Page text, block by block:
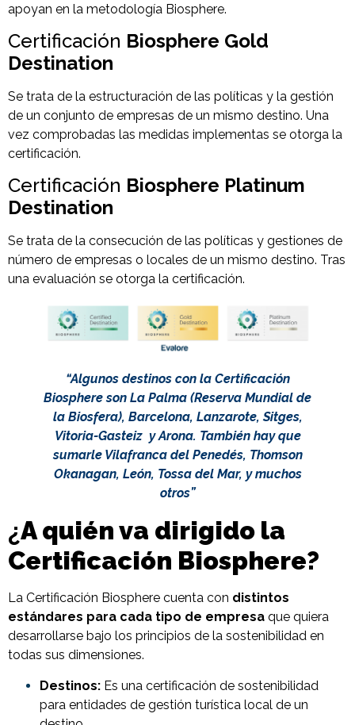
apoyan en la metodología Biosphere.
Certificación Biosphere Gold
Destination
Se trata de la estructuración de las políticas y la gestión
de un conjunto de empresas de un mismo destino. Una
vez comprobadas las medidas implementas se otorga la
certificación.
Certificación Biosphere Platinum
Destination
Se trata de la consecución de las políticas y gestiones de
número de empresas o locales de un mismo destino. Tras
una evaluación se otorga la certificación.
“Algunos destinos con la Certificación
Biosphere son La Palma (Reserva Mundial de
la Biosfera), Barcelona, Lanzarote, Sitges,
Vitoria-Gasteiz y Arona. Tambiénhay que
sumarle Vilafranca del Penedés, Thomson
Okanagan, León, Tossa del Mar, y muchos
otros”
¿A quién va dirigido la
Certificación Biosphere?
La Certificación Biosphere cuenta con distintos
estándares para cada tipo de empresa que quiera
desarrollarse bajo los principios de la sostenibilidad en
todas sus dimensiones.
Destinos: Es una certificación de sostenibilidad
para entidades de gestión turística local de un